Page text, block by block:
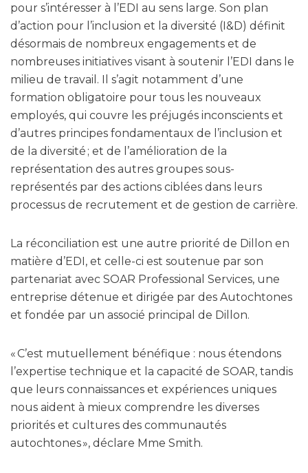
pour s’intéresser à l’EDI au sens large. Son plan
d’action pour l’inclusion et la diversité (I&D) définit
désormais de nombreux engagements et de
nombreuses initiatives visant à soutenir l’EDI dans le
milieu de travail. Il s’agit notamment d’une
formation obligatoire pour tous les nouveaux
employés, qui couvre les préjugés inconscients et
d’autres principes fondamentaux de l’inclusion et
de la diversité ; et de l’amélioration de la
représentation des autres groupes sous-
représentés par des actions ciblées dans leurs
processus de recrutement et de gestion de carrière.
La réconciliation est une autre priorité de Dillon en
matière d’EDI, et celle-ci est soutenue par son
partenariat avec SOAR Professional Services, une
entreprise détenue et dirigée par des Autochtones
et fondée par un associé principal de Dillon.
« C’est mutuellement bénéfique : nous étendons
l’expertise technique et la capacité de SOAR, tandis
que leurs connaissances et expériences uniques
nous aident à mieux comprendre les diverses
priorités et cultures des communautés
autochtones », déclare Mme Smith.